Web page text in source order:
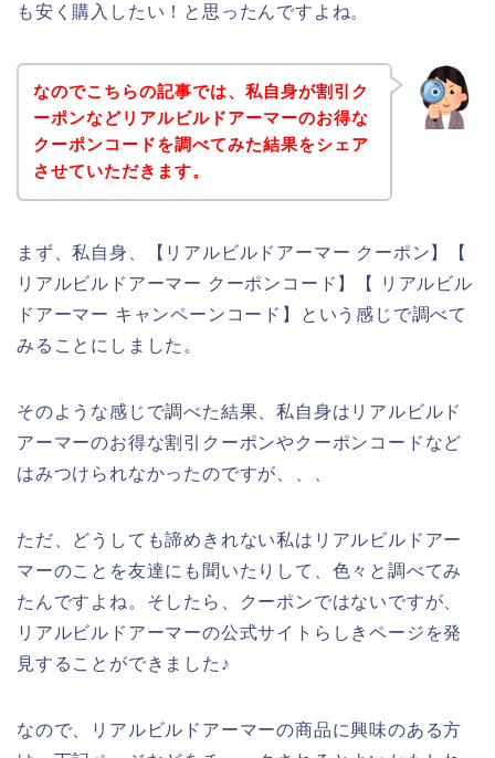
も安く購入したい！と思ったんですよね。
なのでこちらの記事では、私自身が割引ク
ーポンなどリアルビルドアーマーのお得な
クーポンコードを調べてみた結果をシェア
させていただきます。
まず、私自身、【リアルビルドアーマー クーポン】【
リアルビルドアーマー クーポンコード】【 リアルビル
ドアーマー キャンペーンコード】という感じで調べて
みることにしました。
そのような感じで調べた結果、私自身はリアルビルド
アーマーのお得な割引クーポンやクーポンコードなど
はみつけられなかったのですが、、、
ただ、どうしても諦めきれない私はリアルビルドアー
マーのことを友達にも聞いたりして、色々と調べてみ
たんですよね。そしたら、クーポンではないですが、
リアルビルドアーマーの公式サイトらしきページを発
見することができました♪
なので、リアルビルドアーマーの商品に興味のある方